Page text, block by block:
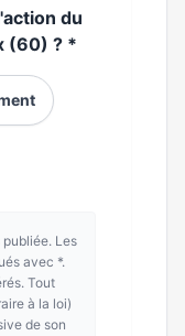
du
(60) ? *
Les
avec *.
Tout
à la loi)
de son